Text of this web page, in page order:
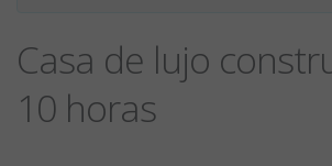
Casa de lujo
10 horas